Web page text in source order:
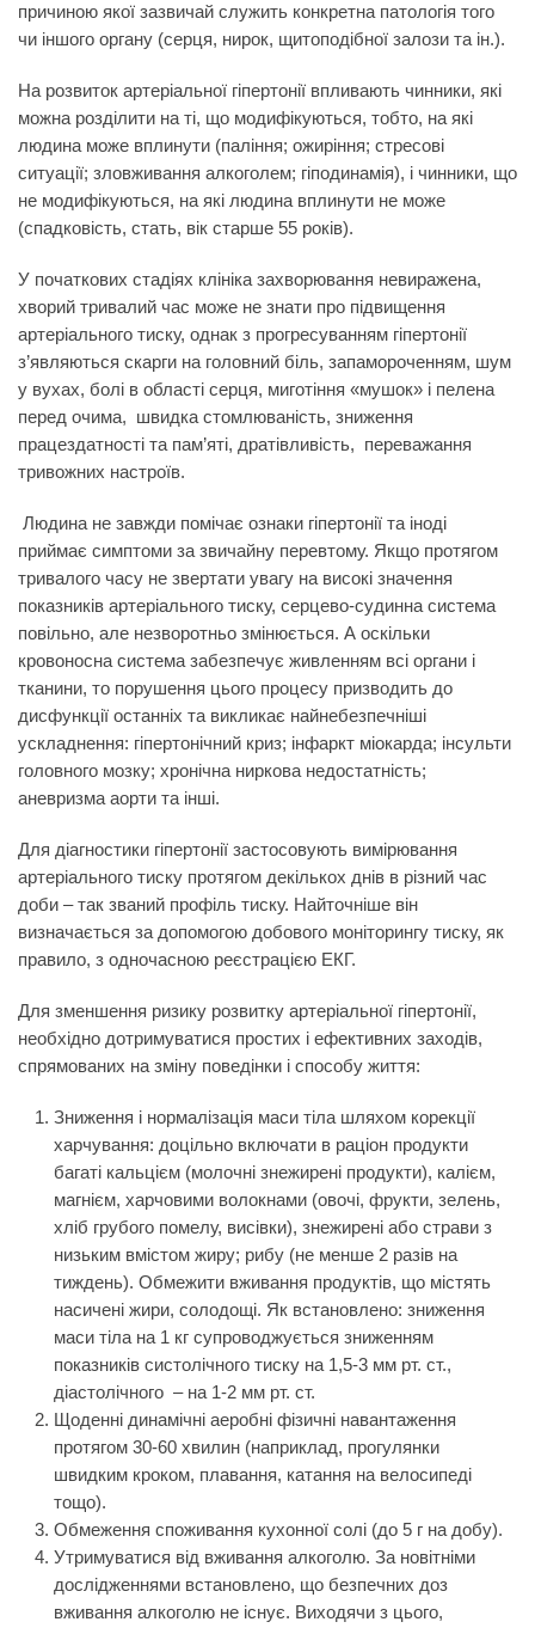
причиною якої зазвичай служить конкретна патологія того
чи іншого органу (серця, нирок, щитоподібної залози та ін.).
На розвиток артеріальної гіпертонії впливають чинники, які
можна розділити на ті, що модифікуються, тобто, на які
людина може вплинути (паління; ожиріння; стресові
ситуації; зловживання алкоголем; гіподинамія), і чинники, що
не модифікуються, на які людина вплинути не може
(спадковість, стать, вік старше 55 років).
У початкових стадіях клініка захворювання невиражена,
хворий тривалий час може не знати про підвищення
артеріального тиску, однак з прогресуванням гіпертонії
з’являються скарги на головний біль, запамороченням, шум
у вухах, болі в області серця, миготіння «мушок» і пелена
перед очима, швидка стомлюваність, зниження
працездатності та пам’яті, дратівливість, переважання
тривожних настроїв.
Людина не завжди помічає ознаки гіпертонії та іноді
приймає симптоми за звичайну перевтому. Якщо протягом
тривалого часу не звертати увагу на високі значення
показників артеріального тиску, серцево-судинна система
повільно, але незворотньо змінюється. А оскільки
кровоносна система забезпечує живленням всі органи і
тканини, то порушення цього процесу призводить до
дисфункції останніх та викликає найнебезпечніші
ускладнення: гіпертонічний криз; інфаркт міокарда; інсульти
головного мозку; хронічна ниркова недостатність;
аневризма аорти та інші.
Для діагностики гіпертонії застосовують вимірювання
артеріального тиску протягом декількох днів в різний час
доби – так званий профіль тиску. Найточніше він
визначається за допомогою добового моніторингу тиску, як
правило, з одночасною реєстрацією ЕКГ.
Для зменшення ризику розвитку артеріальної гіпертонії,
необхідно дотримуватися простих і ефективних заходів,
спрямованих на зміну поведінки і способу життя:
Зниження і нормалізація маси тіла шляхом корекції
харчування: доцільно включати в раціон продукти
багаті кальцієм (молочні знежирені продукти), калієм,
магнієм, харчовими волокнами (овочі, фрукти, зелень,
хліб грубого помелу, висівки), знежирені або страви з
низьким вмістом жиру; рибу (не менше 2 разів на
тиждень). Обмежити вживання продуктів, що містять
насичені жири, солодощі. Як встановлено: зниження
маси тіла на 1 кг супроводжується зниженням
показників систолічного тиску на 1,5-3 мм рт. ст.,
діастолічного – на 1-2 мм рт. ст.
Щоденні динамічні аеробні фізичні навантаження
протягом 30-60 хвилин (наприклад, прогулянки
швидким кроком, плавання, катання на велосипеді
тощо).
Обмеження споживання кухонної солі (до 5 г на добу).
Утримуватися від вживання алкоголю. За новітніми
дослідженнями встановлено, що безпечних доз
вживання алкоголю не існує. Виходячи з цього,